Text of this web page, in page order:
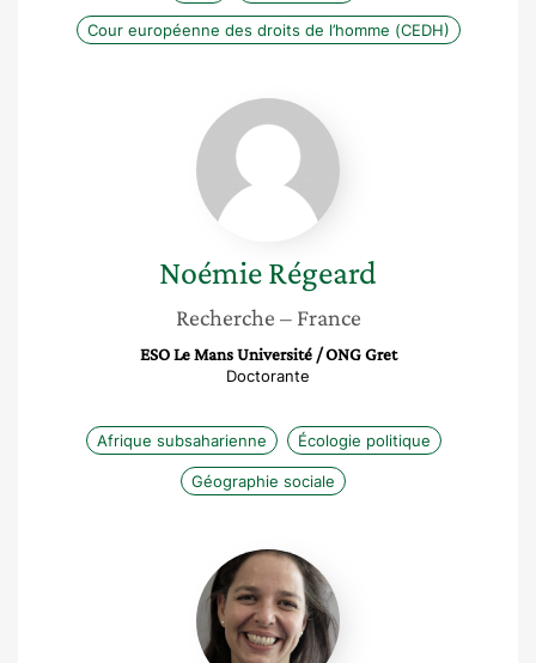
Cour européenne des droits de l’homme (CEDH)
Noémie
Régeard
NoémieRégeard
Recherche – France
ESO Le Mans Université / ONG Gret
Doctorante
Afrique subsaharienne Écologie politique
Géographie sociale
Galitt
Kenan